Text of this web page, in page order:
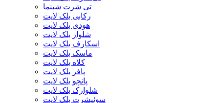
تی شرت شبنما
رکابی بلک لایت
هودی بلک لایت
شلوار بلک لایت
اسکارف بلک لایت
ماسک بلک لایت
کلاه بلک لایت
پافر بلک لایت
پانچو بلک لایت
شلوارک بلک لایت
سوئیشرت بلک لایت